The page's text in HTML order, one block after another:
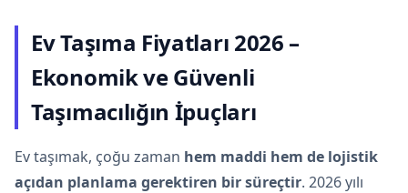
Ev Taşıma Fiyatları 2026 –
Ekonomik ve Güvenli
Taşımacılığın İpuçları
Ev taşımak, çoğu zaman hem maddi hem de lojistik
açıdan planlama gerektiren bir süreçtir. 2026 yılı